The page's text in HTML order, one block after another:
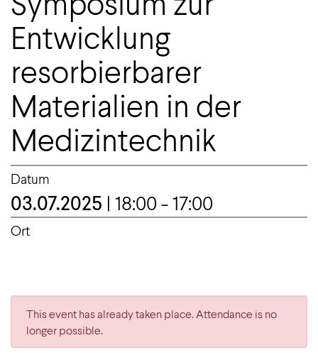
Entwicklung
resorbierbarer
Materialien in der
Medizintechnik
Datum
03.07.2025 | 18:00 - 17:00
Ort
This event has already taken place. Attendance is no
longer possible.